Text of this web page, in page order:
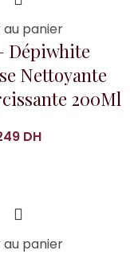
panier
Dépiwhite
Nettoyante
200Ml
DH
panier